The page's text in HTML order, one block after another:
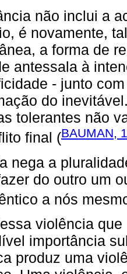
não inclui a
é novamente,
a forma de
antessala à
- junto
do
tolerantes não
final (BAUMAN,
nega a
do outro um
a nós
violência
importância
produz uma